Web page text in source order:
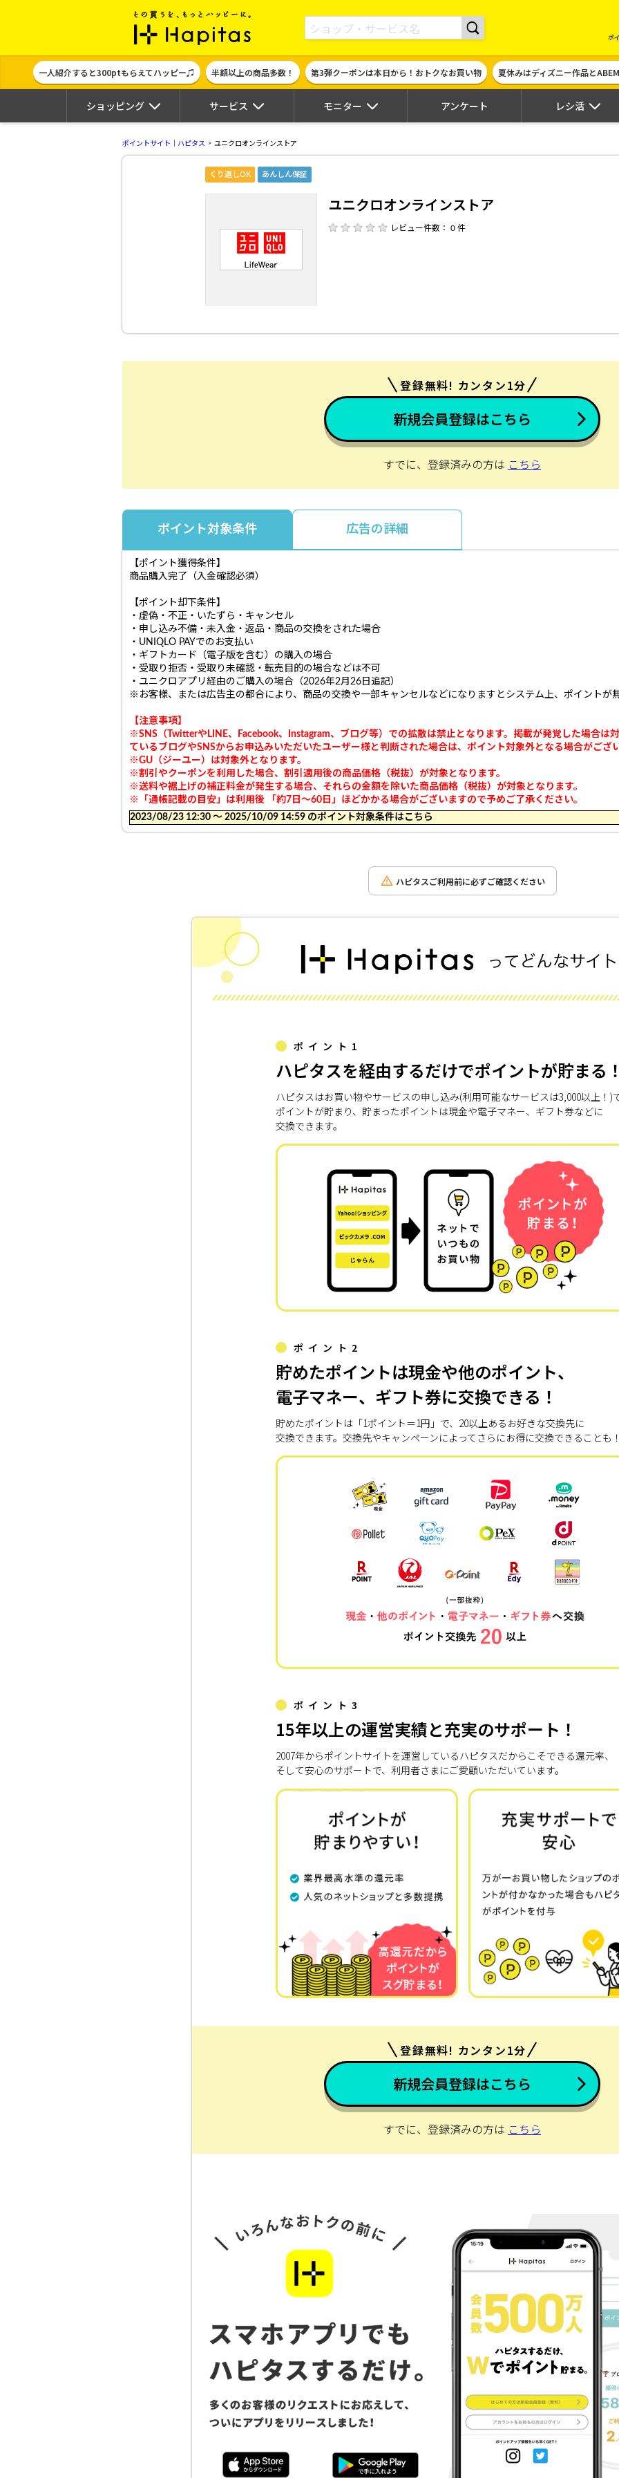
ポイント貯めて現金やギフト券に交換できるポイントサイト | ハピタス
ポ
一人紹介すると300ptもらえてハッピー♫ 半額以上の商品多数！ 第3弾クーポンは本日から！おトクなお買い物 夏休みはディズニー作品と
ショッピング サービス モニター アンケート レシ活
ポイントサイト｜ハピタス ユニクロオンラインストア
くり返しOK あんしん保証
ユニクロオンラインストア
レビュー件数： 0 件
登録無料! カンタン1分
新規会員登録はこちら
すでに、登録済みの方は こちら
ポイント対象条件 広告の詳細
【ポイント獲得条件】
商品購入完了（入金確認必須）
【ポイント却下条件】
・虚偽・不正・いたずら・キャンセル
・申し込み不備・未入金・返品・商品の交換をされた場合
・UNIQLO PAYでのお支払い
・ギフトカード（電子版を含む）の購入の場合
・受取り拒否・受取り未確認・転売目的の場合などは不可
・ユニクロアプリ経由のご購入の場合（2026年2月26日追記）
※お客様、または広告主の都合により、商品の交換や一部キャンセルなどになりますとシステム上、ポイントが
【注意事項】
※SNS（TwitterやLINE、Facebook、Instagram、ブログ等）での拡散は禁止となります。掲載が発覚した場合は
ているブログやSNSからお申込みいただいたユーザー様と判断された場合は、ポイント対象外となる場合がござ
※GU（ジーユー）は対象外となります。
※割引やクーポンを利用した場合、割引適用後の商品価格（税抜）が対象となります。
※送料や裾上げの補正料金が発生する場合、それらの金額を除いた商品価格（税抜）が対象となります。
※「通帳記載の目安」は利用後 「約7日～60日」ほどかかる場合がございますので予めご了承ください。
2023/08/23 12:30 〜 2025/10/09 14:59 のポイント対象条件はこちら
ハピタスご利用前に必ずご確認ください
ポイント1
ハピタスを経由するだけでポイントが貯まる
ハピタスはお買い物やサービスの申し込み(利用可能なサービスは3,000以上！)
ポイントが貯まり、貯まったポイントは現金や電子マネー、ギフト券などに
交換できます。
ポイント2
貯めたポイントは現金や他のポイント、
電子マネー、ギフト券に交換できる！
貯めたポイントは「1ポイント＝1円」で、20以上あるお好きな交換先に
交換できます。交換先やキャンペーンによってさらにお得に交換できることも
ポイント3
15年以上の運営実績と充実のサポート！
2007年からポイントサイトを運営しているハピタスだからこそできる還元率、
そして安心のサポートで、利用者さまにご愛顧いただいています。
登録無料! カンタン1分
新規会員登録はこちら
すでに、登録済みの方は こちら